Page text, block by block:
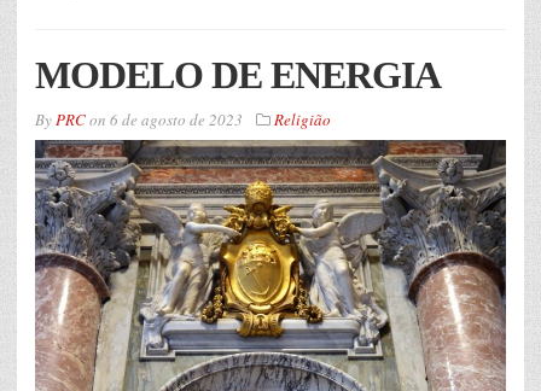
MODELO DE ENERGIA
ByPRCon 6 de agosto de 2023 Religião